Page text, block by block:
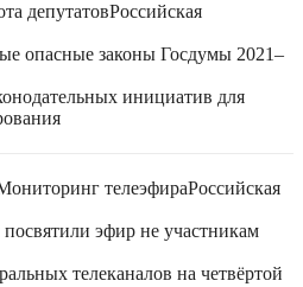
депутатовРоссийская
опасные законы Госдумы 2021–
инициатив для
телеэфираРоссийская
эфир не участникам
телеканалов на четвёртой